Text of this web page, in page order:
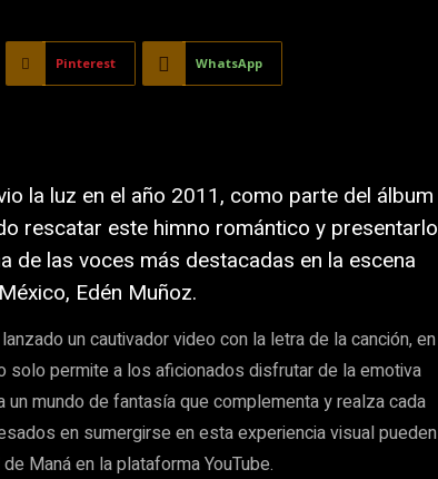
Pinterest WhatsApp
la luz en el año 2011, como parte del álbum
rescatar este himno romántico y presentarlo
de las voces más destacadas en la escena
Edén Muñoz.
un cautivador video con la letra de la canción, en
solo permite a los aficionados disfrutar de la emotiva
mundo de fantasía que complementa y realza cada
en sumergirse en esta experiencia visual pueden
Maná en la plataforma YouTube.